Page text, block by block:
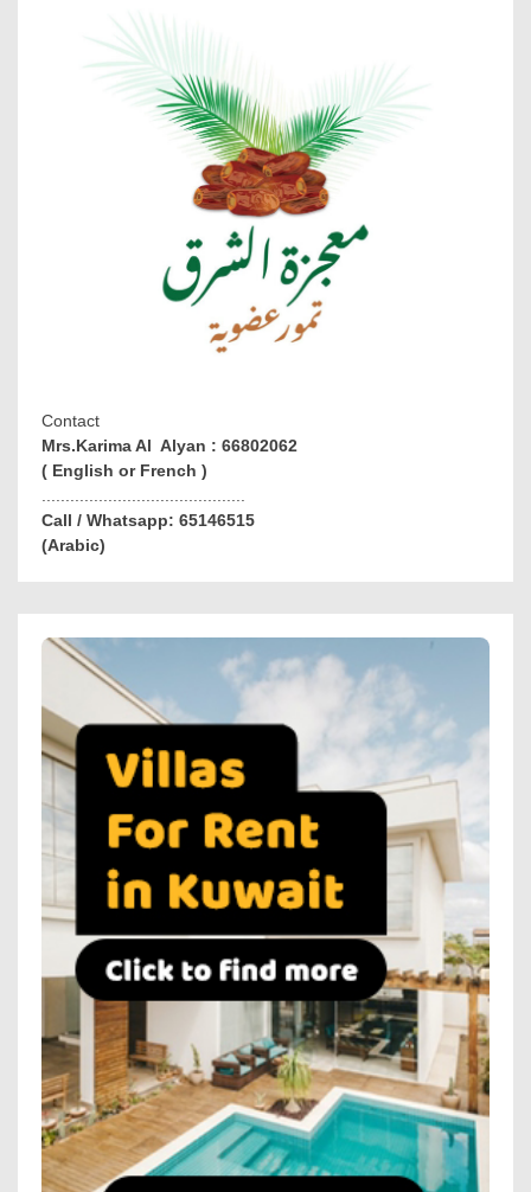
Contact
Mrs.Karima Al Alyan : 66802062
( English or French )
Call / Whatsapp: 65146515
(Arabic)